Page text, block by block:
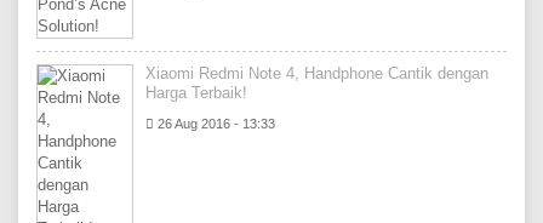
Xiaomi Redmi Note 4, Handphone Cantik dengan
Harga Terbaik!
26 Aug 2016 - 13:33